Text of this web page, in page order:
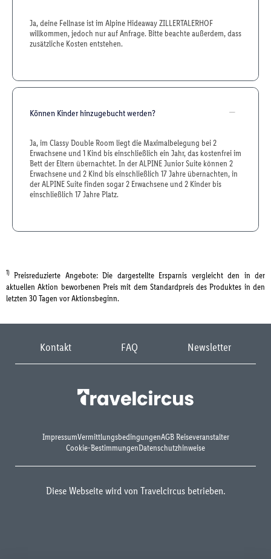
Ja, deine Fellnase ist im Alpine Hideaway ZILLERTALERHOF
willkommen, jedoch nur auf Anfrage. Bitte beachte außerdem, dass
zusätzliche Kosten entstehen.
Können Kinder hinzugebucht werden?
Ja, im Classy Double Room liegt die Maximalbelegung bei 2
Erwachsene und 1 Kind bis einschließlich ein Jahr, das kostenfrei im
Bett der Eltern übernachtet. In der ALPINE Junior Suite können 2
Erwachsene und 2 Kind bis einschließlich 17 Jahre übernachten, in
der ALPINE Suite finden sogar 2 Erwachsene und 2 Kinder bis
einschließlich 17 Jahre Platz.
1) Preisreduzierte Angebote: Die dargestellte Ersparnis vergleicht den in der
aktuellen Aktion beworbenen Preis mit dem Standardpreis des Produktes in den
letzten 30 Tagen vor Aktionsbeginn.
Kontakt FAQ Newsletter
ImpressumVermittlungsbedingungenAGB Reiseveranstalter
Cookie-BestimmungenDatenschutzhinweise
Diese Webseite wird von Travelcircus betrieben.